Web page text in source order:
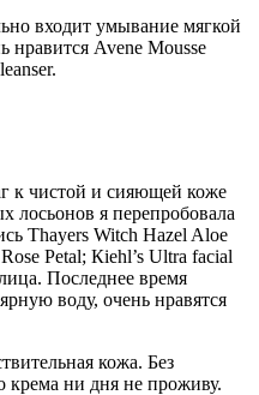
входит умывание мягкой
Avene Mousse
к чистой и сияющей коже
я перепробовала
Thayers Witch Hazel Aloe
Petal; Кiehl’s Ultra facial
Последнее время
воду, очень нравятся
кожа. Без
ни дня не проживу.